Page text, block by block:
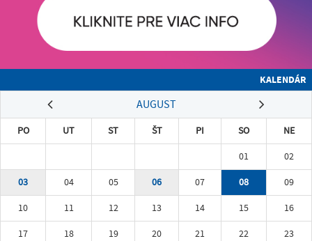
KALENDÁR
AUGUST
PO UT ST ŠT PI SO
NE
01
02
03
04 05 06 07 08
09
10
11 12 13 14 15
16
17
18 19 20 21 22
23